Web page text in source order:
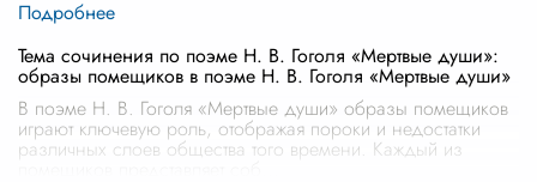
Тема сочинения по поэме Н. В. Гоголя «Мертвые души»:
образы помещиков в поэме Н. В. Гоголя «Мертвые души»
В поэме Н. В. Гоголя «Мертвые души» образы помещиков
играют ключевую роль, отображая пороки и недостатки
различных слоев общества того времени. Каждый из